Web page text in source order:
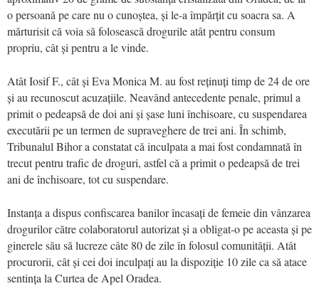
o persoană pe care nu o cunoștea, și le-a împărțit cu soacra sa. A
mărturisit că voia să folosească drogurile atât pentru consum
propriu, cât și pentru a le vinde.
Atât Iosif F., cât și Eva Monica M. au fost reținuți timp de 24 de ore
și au recunoscut acuzațiile. Neavând antecedente penale, primul a
primit o pedeapsă de doi ani și șase luni închisoare, cu suspendarea
executării pe un termen de supraveghere de trei ani. În schimb,
Tribunalul Bihor a constatat că inculpata a mai fost condamnată în
trecut pentru trafic de droguri, astfel că a primit o pedeapsă de trei
ani de închisoare, tot cu suspendare.
Instanța a dispus confiscarea banilor încasați de femeie din vânzarea
drogurilor către colaboratorul autorizat și a obligat-o pe aceasta și pe
ginerele său să lucreze câte 80 de zile în folosul comunității. Atât
procurorii, cât și cei doi inculpați au la dispoziție 10 zile ca să atace
sentința la Curtea de Apel Oradea.